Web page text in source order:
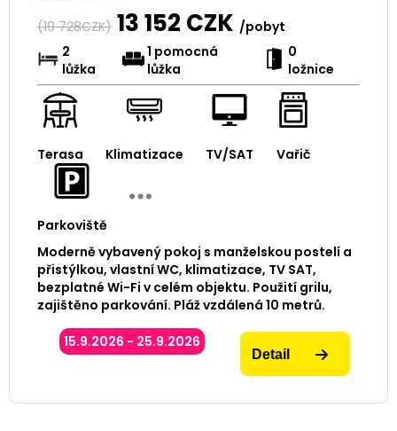
(19 728CZK) 13 152 CZK /pobyt
2
lůžka
1 pomocná
lůžka
0
ložnice
Terasa Klimatizace TV/SAT Vařič
Parkoviště
Moderně vybavený pokoj s manželskou postelí a
přistýlkou, vlastní WC, klimatizace, TV SAT,
bezplatné Wi-Fi v celém objektu. Použití grilu,
zajištěno parkování. Pláž vzdálená 10 metrů.
15.9.2026 - 25.9.2026
Detail